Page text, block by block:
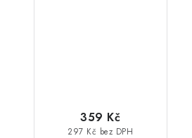
297 Kč bez DPH
359 Kč